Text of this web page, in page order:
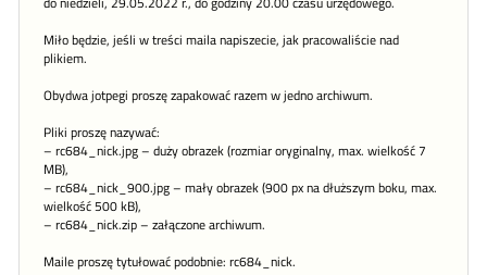
Miło będzie, jeśli w treści maila napiszecie, jak pracowaliście nad
plikiem.
Obydwa jotpegi proszę zapakować razem w jedno archiwum.
Pliki proszę nazywać:
– rc684_nick.jpg – duży obrazek (rozmiar oryginalny, max. wielkość 7
MB),
– rc684_nick_900.jpg – mały obrazek (900 px na dłuższym boku, max.
wielkość 500 kB),
– rc684_nick.zip – załączone archiwum.
Maile proszę tytułować podobnie: rc684_nick.